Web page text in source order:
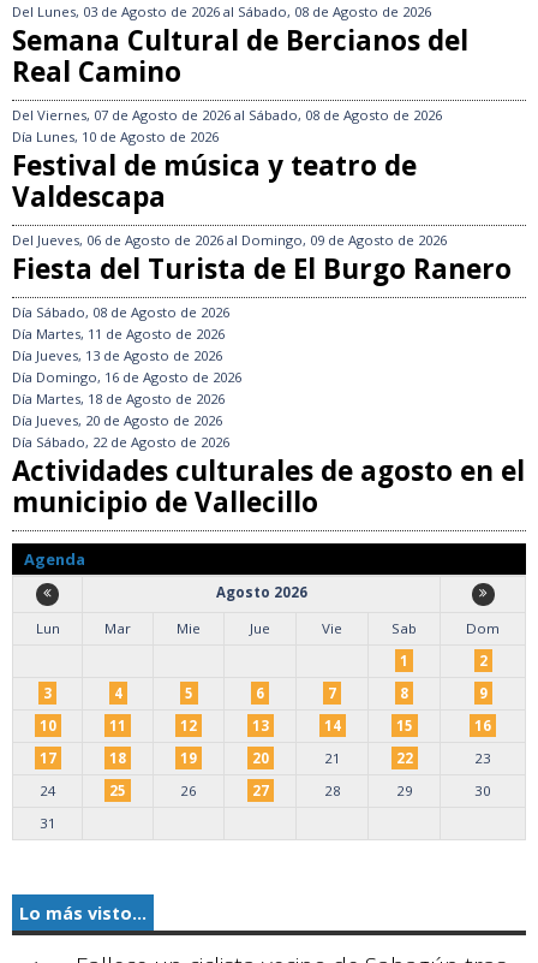
Del Lunes, 03 de Agosto de 2026 al Sábado, 08 de Agosto de 2026
Semana Cultural de Bercianos del
Real Camino
Del Viernes, 07 de Agosto de 2026 al Sábado, 08 de Agosto de 2026
Día Lunes, 10 de Agosto de 2026
Festival de música y teatro de
Valdescapa
Del Jueves, 06 de Agosto de 2026 al Domingo, 09 de Agosto de 2026
Fiesta del Turista de El Burgo Ranero
Día Sábado, 08 de Agosto de 2026
Día Martes, 11 de Agosto de 2026
Día Jueves, 13 de Agosto de 2026
Día Domingo, 16 de Agosto de 2026
Día Martes, 18 de Agosto de 2026
Día Jueves, 20 de Agosto de 2026
Día Sábado, 22 de Agosto de 2026
Actividades culturales de agosto en el
municipio de Vallecillo
Agenda
Agosto 2026
Lun
Mar Mie Jue Vie Sab
Dom
1
2
3
4 5 6 7 8
9
10
11 12 13 14 15
16
17
18 19 20 21 22
23
24
25 26 27 28 29
30
31
Lo más visto...